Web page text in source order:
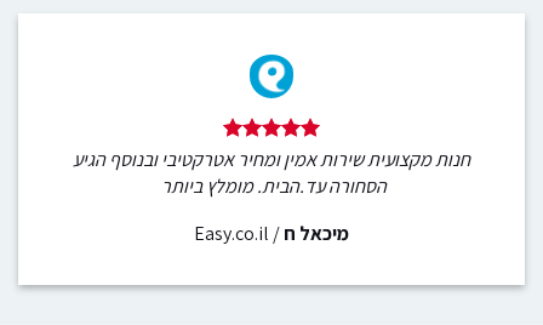
חנות מקצועית שירות אמין ומחיר אטרקטיבי ובנוסף הגיע
הסחורה עד.הבית. מומלץ ביותר
מיכאל ח/
Easy.co.il